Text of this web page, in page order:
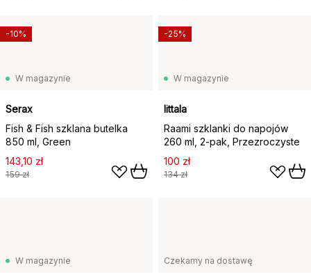
W magazynie
Serax
Fish & Fish szklana butelka
850 ml, Green
143,10 zł
159 zł
-10%
W magazynie
Iittala
Raami szklanki do napojów
260 ml, 2‑pak, Przezroczyste
100 zł
134 zł
-25%
W magazynie Czekamy na dostawę